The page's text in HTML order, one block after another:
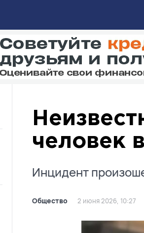
человек
Инцидент
Общество 2 июня 2026, 10:27